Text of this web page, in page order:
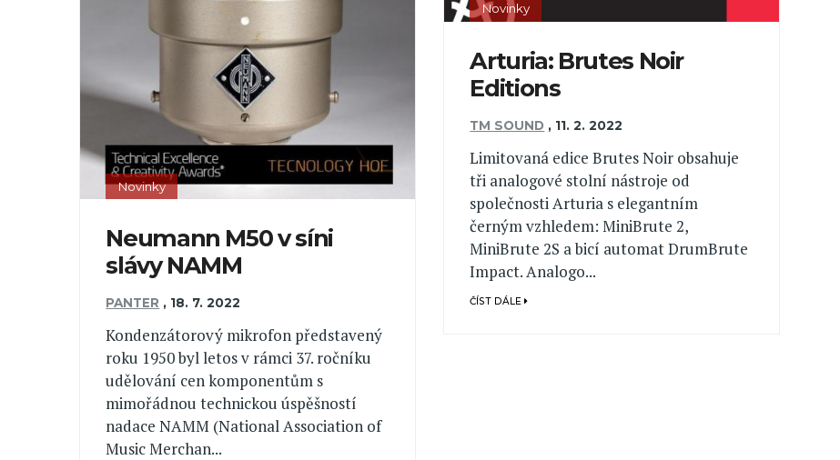
Novinky
Neumann M50 v síni
slávy NAMM
PANTER , 18. 7. 2022
Kondenzátorový mikrofon představený
roku 1950 byl letos v rámci 37. ročníku
udělování cen komponentům s
mimořádnou technickou úspěšností
nadace NAMM (National Association of
Music Merchan...
Novinky
Arturia: Brutes Noir
Editions
TM SOUND , 11. 2. 2022
Limitovaná edice Brutes Noir obsahuje
tři analogové stolní nástroje od
společnosti Arturia s elegantním
černým vzhledem: MiniBrute 2,
MiniBrute 2S a bicí automat DrumBrute
Impact. Analogo...
ČÍST DÁLE